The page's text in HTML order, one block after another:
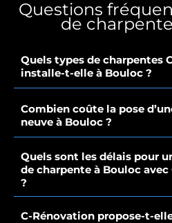
Questions
de
Quels types de charpentes
installe-t-elle à Bouloc ?
Combien coûte la pose
neuve à Bouloc ?
Quels sont les délais pour
de charpente à Bouloc
?
C-Rénovation propose-t-